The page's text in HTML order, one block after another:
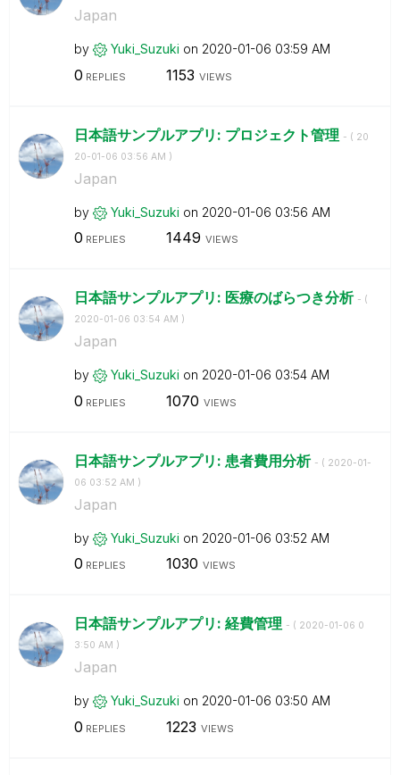
Japan
by Yuki_Suzuki on ‎2020-01-06 03:59 AM
0 REPLIES 1153 VIEWS
日本語サンプルアプリ: プロジェクト管理 - ( ‎20
20-01-06 03:56 AM )
Japan
by Yuki_Suzuki on ‎2020-01-06 03:56 AM
0 REPLIES 1449 VIEWS
日本語サンプルアプリ: 医療のばらつき分析 - (
‎2020-01-06 03:54 AM )
Japan
by Yuki_Suzuki on ‎2020-01-06 03:54 AM
0 REPLIES 1070 VIEWS
日本語サンプルアプリ: 患者費用分析 - ( ‎2020-01-
06 03:52 AM )
Japan
by Yuki_Suzuki on ‎2020-01-06 03:52 AM
0 REPLIES 1030 VIEWS
日本語サンプルアプリ: 経費管理 - ( ‎2020-01-06 0
3:50 AM )
Japan
by Yuki_Suzuki on ‎2020-01-06 03:50 AM
0 REPLIES 1223 VIEWS